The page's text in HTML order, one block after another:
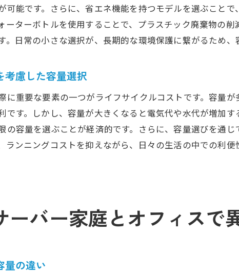
生活を向上させるための容量選びの
ライフスタイルに合った容量選択の
最適な容量がもたらす快適な毎日
可能です。さらに、省エネ機能を持つモデルを選ぶこと
ーターボトルを使用することで、プラスチック廃棄物の
。日常の小さな選択が、長期的な環境保護に繋がるため、
考慮した容量選択
に重要な要素の一つがライフサイクルコストです。容量
です。しかし、容量が大きくなると電気代や水代が増加
の容量を選ぶことが経済的です。さらに、容量選びを通
ランニングコストを抑えながら、日々の生活の中での利便
ーバー家庭とオフィスで
量の違い